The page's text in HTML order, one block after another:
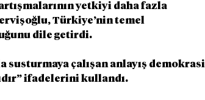
yetkiyi daha fazla
Türkiye’nin temel
dile getirdi.
çalışan anlayış demokrasi
ifadelerini kullandı.